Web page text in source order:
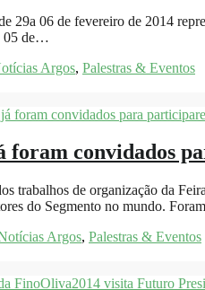
29a 06 de fevereiro de 2014
05 de…
Argos, Palestras & Eventos
foram convidados
trabalhos de organização da
do Segmento no mundo.
Argos, Palestras & Eventos